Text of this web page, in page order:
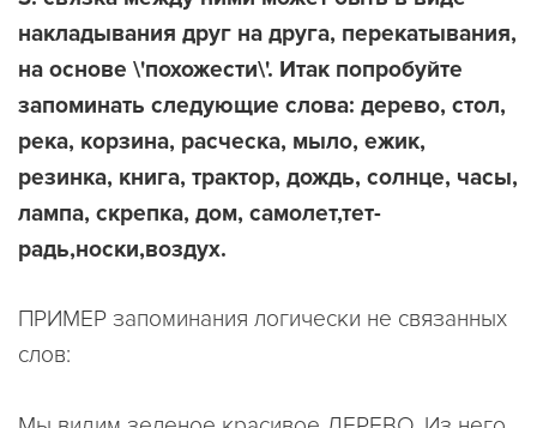
накладывания друг на друга, перекатывания,
на основе \'похожести\'. Итак попробуйте
запоминать следующие слова: дерево, стол,
река, корзина, расческа, мыло, ежик,
резинка, книга, трактор, дождь, солнце, часы,
лампа, скрепка, дом, самолет,тет-
радь,носки,воздух.
ПРИМЕР запоминания логически не связанных
слов: